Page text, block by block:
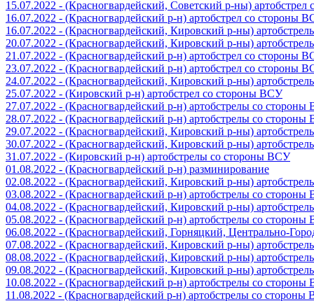
15.07.2022 - (Красногвардейский, Советский р-ны)
16.07.2022 - (Красногвардейский р-н) артобстрел со стороны
16.07.2022 - (Красногвардейский, Кировский р-ны)
20.07.2022 - (Красногвардейский, Кировский р-ны)
21.07.2022 - (Красногвардейский р-н) артобстрел со стороны
23.07.2022 - (Красногвардейский р-н) артобстрел со стороны
24.07.2022 - (Красногвардейский, Кировский р-ны)
25.07.2022 - (Кировский р-н) артобстрел со стороны ВСУ
27.07.2022 - (Красногвардейский р-н) артобстрелы со
28.07.2022 - (Красногвардейский р-н) артобстрелы со
29.07.2022 - (Красногвардейский, Кировский р-ны)
30.07.2022 - (Красногвардейский, Кировский р-ны)
31.07.2022 - (Кировский р-н) артобстрелы со стороны ВСУ
01.08.2022 - (Красногвардейский р-н) разминирование
02.08.2022 - (Красногвардейский, Кировский р-ны)
03.08.2022 - (Красногвардейский р-н) артобстрелы со
04.08.2022 - (Красногвардейский, Кировский р-ны)
05.08.2022 - (Красногвардейский р-н) артобстрелы со
06.08.2022 - (Красногвардейский, Горняцкий, Центрально-
07.08.2022 - (Красногвардейский, Кировский р-ны)
08.08.2022 - (Красногвардейский, Кировский р-ны)
09.08.2022 - (Красногвардейский, Кировский р-ны)
10.08.2022 - (Красногвардейский р-н) артобстрелы со
11.08.2022 - (Красногвардейский р-н) артобстрелы со стороны